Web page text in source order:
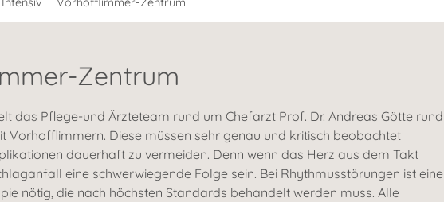
Zentrum
das Pflege-und Ärzteteam rund um Chefarzt Prof. Dr. Andreas Götte rund
Vorhofflimmern. Diese müssen sehr genau und kritisch beobachtet
dauerhaft zu vermeiden. Denn wenn das Herz aus dem Takt
eine schwerwiegende Folge sein. Bei Rhythmusstörungen ist eine
nötig, die nach höchsten Standards behandelt werden muss. Alle